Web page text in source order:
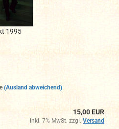
1995
(Ausland abweichend)
15,00 EUR
inkl. 7% MwSt. zzgl. Versand